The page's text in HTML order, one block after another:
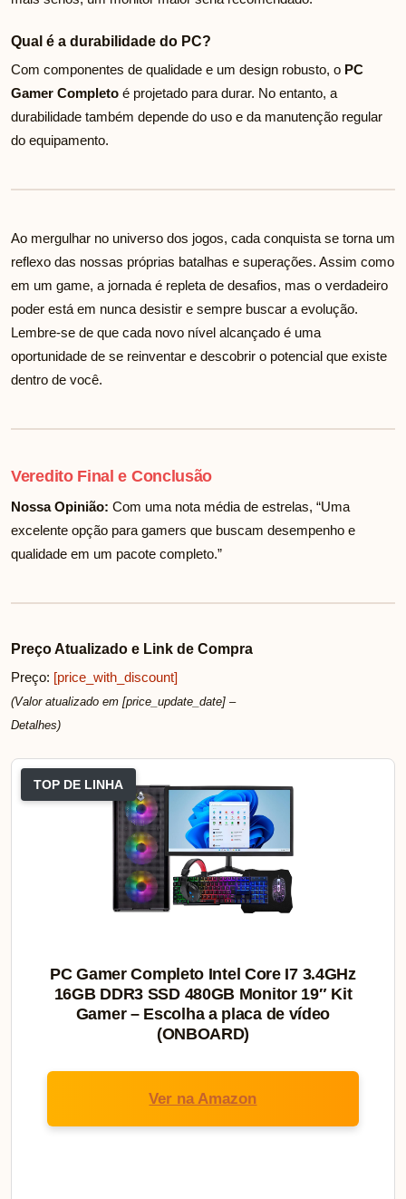
Qual é a durabilidade do PC?
Com componentes de qualidade e um design robusto, o PC
Gamer Completo é projetado para durar. No entanto, a
durabilidade também depende do uso e da manutenção regular
do equipamento.
Ao mergulhar no universo dos jogos, cada conquista se torna um
reflexo das nossas próprias batalhas e superações. Assim como
em um game, a jornada é repleta de desafios, mas o verdadeiro
poder está em nunca desistir e sempre buscar a evolução.
Lembre-se de que cada novo nível alcançado é uma
oportunidade de se reinventar e descobrir o potencial que existe
dentro de você.
Veredito Final e Conclusão
Nossa Opinião: Com uma nota média de estrelas, “Uma
excelente opção para gamers que buscam desempenho e
qualidade em um pacote completo.”
Preço Atualizado e Link de Compra
Preço: [price_with_discount]
(Valor atualizado em [price_update_date] –
Detalhes)
TOP DE LINHA
PC Gamer Completo Intel Core I7 3.4GHz
16GB DDR3 SSD 480GB Monitor 19″ Kit
Gamer – Escolha a placa de vídeo
(ONBOARD)
Ver na Amazon